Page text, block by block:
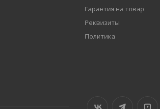
Гарантия на товар
Реквизиты
Политика